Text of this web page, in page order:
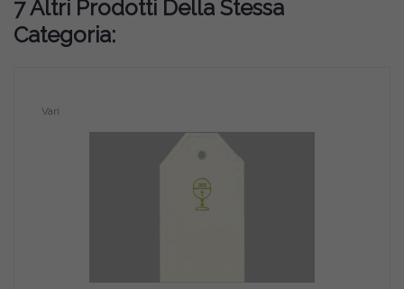
7 Altri Prodotti Della Stessa
Categoria:
Vari